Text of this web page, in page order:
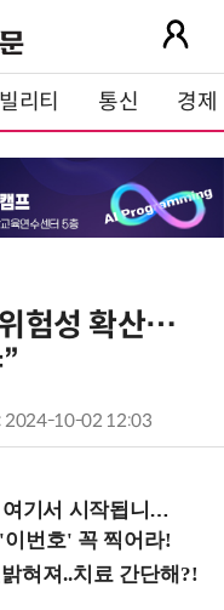
리티 통신 경제
험성 확산…
2024-10-02 12:03
됩니다! (9/2 강남역)